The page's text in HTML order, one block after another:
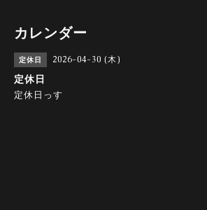
カレンダー
定休日 2026-04-30 (木)
定休日
定休日っす